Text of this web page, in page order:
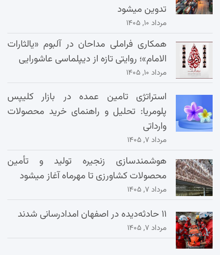
تدوین میشود
مرداد ۱۰, ۱۴۰۵
همکاری فراملی مداحان در آلبوم «یالثارات
الامام»؛ روایتی تازه از دیپلماسی عاشورایی
مرداد ۱۰, ۱۴۰۵
استراتژی تامین عمده در بازار کلیپس
پلومریا: تحلیل و راهنمای خرید محصولات
وارداتی
مرداد ۷, ۱۴۰۵
هوشمندسازی زنجیره تولید و تأمین
محصولات کشاورزی تا مهرماه آغاز میشود
مرداد ۷, ۱۴۰۵
۱۱ حادثه‌دیده در اصفهان امدادرسانی شدند
مرداد ۷, ۱۴۰۵